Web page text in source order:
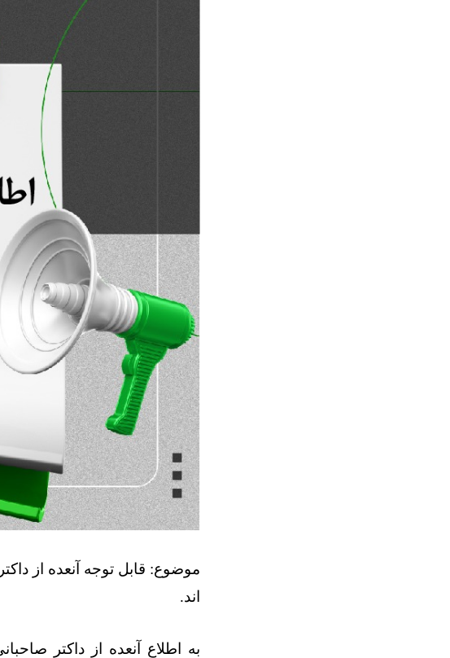
‌اند.
به اطلاع آنعده از داکتر